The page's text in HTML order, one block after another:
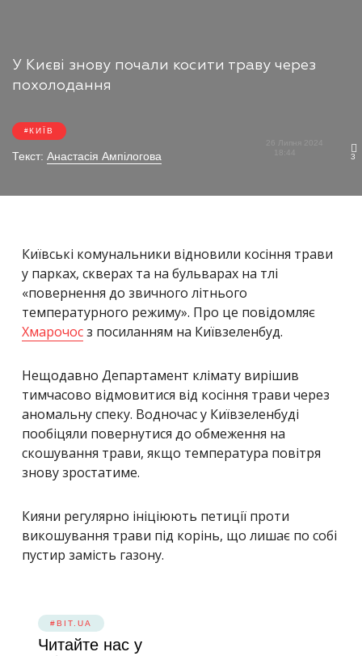
У Києві знову почали косити траву через
похолодання
КИЇВ
Текст: Анастасія Ампілогова
26 Липня 2024
3
Київські комунальники відновили косіння трави
у парках, скверах та на бульварах на тлі
«повернення до звичного літнього
температурного режиму». Про це повідомляє
Хмарочосз посиланням на Київзеленбуд.
Нещодавно Департамент клімату вирішив
тимчасово відмовитися від косіння трави через
аномальну спеку. Водночас у Київзеленбуді
пообіцяли повернутися до обмеження на
скошування трави, якщо температура повітря
знову зростатиме.
Кияни регулярно ініціюють петиції проти
викошування трави під корінь, що лишає по собі
пустир замість газону.
#BIT.UA
Читайте нас у